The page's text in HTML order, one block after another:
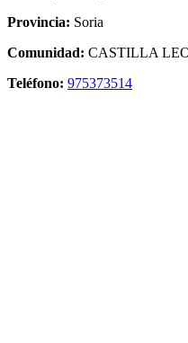
Provincia: Soria
Comunidad: CASTILLA
Teléfono: 975373514